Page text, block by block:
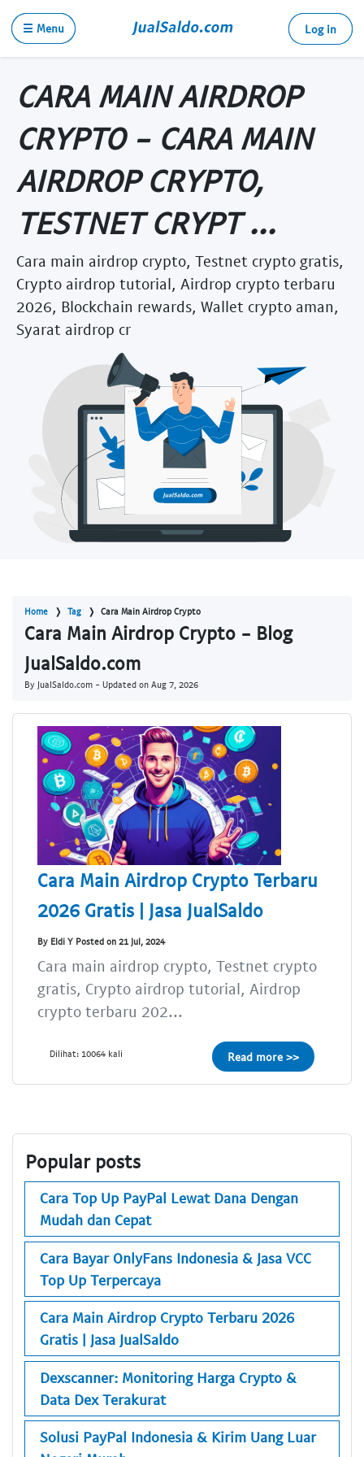
☰ Menu Log in
CARA MAIN AIRDROP
CRYPTO - CARA MAIN
AIRDROP CRYPTO,
TESTNET CRYPT ...
Cara main airdrop crypto, Testnet crypto gratis,
Crypto airdrop tutorial, Airdrop crypto terbaru
2026, Blockchain rewards, Wallet crypto aman,
Syarat airdrop cr
Home Tag Cara Main Airdrop Crypto
Cara Main Airdrop Crypto - Blog
JualSaldo.com
By JualSaldo.com - Updated on Aug 7, 2026
Cara Main Airdrop Crypto Terbaru
2026 Gratis | Jasa JualSaldo
By Eldi Y Posted on 21 Jul, 2024
Cara main airdrop crypto, Testnet crypto
gratis, Crypto airdrop tutorial, Airdrop
crypto terbaru 202...
Dilihat: 10064 kali Read more >>
Popular posts
Cara Top Up PayPal Lewat Dana Dengan
Mudah dan Cepat
Cara Bayar OnlyFans Indonesia & Jasa VCC
Top Up Terpercaya
Cara Main Airdrop Crypto Terbaru 2026
Gratis | Jasa JualSaldo
Dexscanner: Monitoring Harga Crypto &
Data Dex Terakurat
Solusi PayPal Indonesia & Kirim Uang Luar